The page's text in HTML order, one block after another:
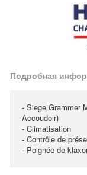
Подробная
- Siege Grammer
Accoudoir)
- Climatisation
- Contrôle de
- Poignée de